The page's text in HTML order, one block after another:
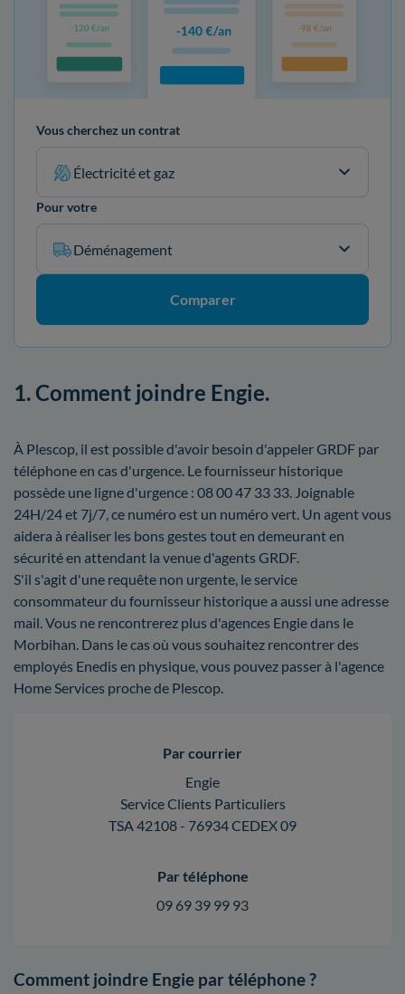
Vous cherchez un contrat
Électricité et gaz
Pour votre
Déménagement
Comparer
1. Comment joindre Engie.
À Plescop, il est possible d'avoir besoin d'appeler GRDF par
téléphone en cas d'urgence. Le fournisseur historique
possède une ligne d'urgence : 08 00 47 33 33. Joignable
24H/24 et 7j/7, ce numéro est un numéro vert. Un agent vous
aidera à réaliser les bons gestes tout en demeurant en
sécurité en attendant la venue d'agents GRDF.
S'il s'agit d'une requête non urgente, le service
consommateur du fournisseur historique a aussi une adresse
mail. Vous ne rencontrerez plus d'agences Engie dans le
Morbihan. Dans le cas où vous souhaitez rencontrer des
employés Enedis en physique, vous pouvez passer à l'agence
Home Services proche de Plescop.
Par courrier
Engie
Service Clients Particuliers
TSA 42108 - 76934 CEDEX 09
Par téléphone
09 69 39 99 93
Comment joindre Engie par téléphone ?